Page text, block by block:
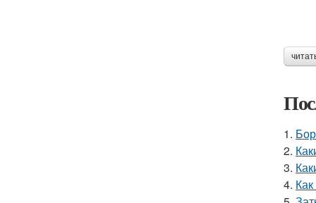
1.
2.
3.
4.